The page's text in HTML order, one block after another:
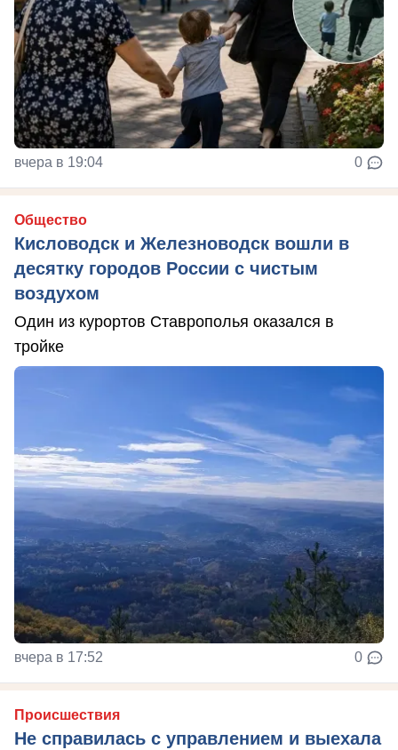
вчера в 19:04 0
Общество
Кисловодск и Железноводск вошли в
десятку городов России с чистым
воздухом
Один из курортов Ставрополья оказался в
тройке
вчера в 17:52 0
Происшествия
Не справилась с управлением и выехала